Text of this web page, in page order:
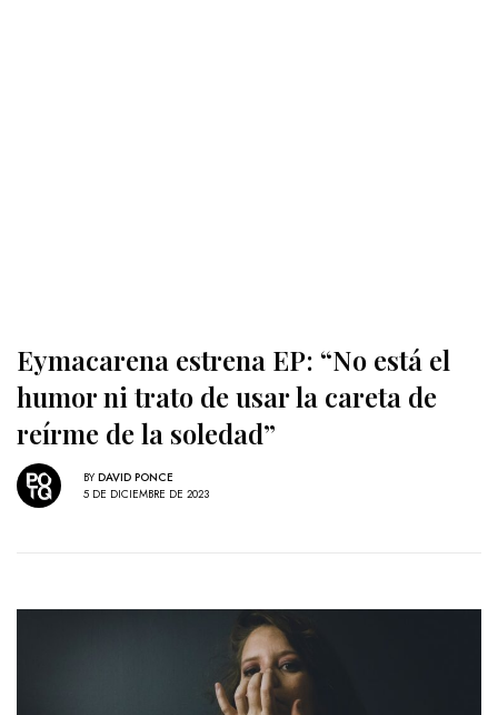
Eymacarena estrena EP: “No está el
humor ni trato de usar la careta de
reírme de la soledad”
BY DAVID PONCE
5 DE DICIEMBRE DE 2023